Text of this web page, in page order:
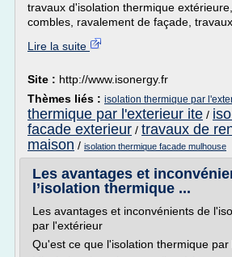
travaux d'isolation thermique
combles, ravalement de façade,
Lire la suite
Site : http://www.isonergy.fr
Thèmes liés : isolation thermique par
thermique par l'exterieur ite /
facade exterieur / travaux de
maison / isolation thermique facade mulhouse
Les avantages et
l’isolation thermique ...
Les avantages et inconvénients de
par l'extérieur
Qu'est ce que l'isolation thermique